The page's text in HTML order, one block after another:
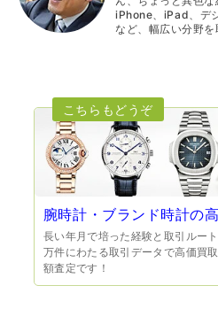
iPhone、iPad、デ
など、幅広い分野を
腕時計・ブランド時計の
長い年月で培った経験と取引ルー
万件にわたる取引データで高価買
額査定です！